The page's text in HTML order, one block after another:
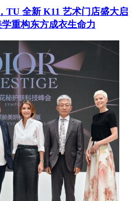
TU 全新 K11 艺术门店盛大启
重构东方成衣生命力